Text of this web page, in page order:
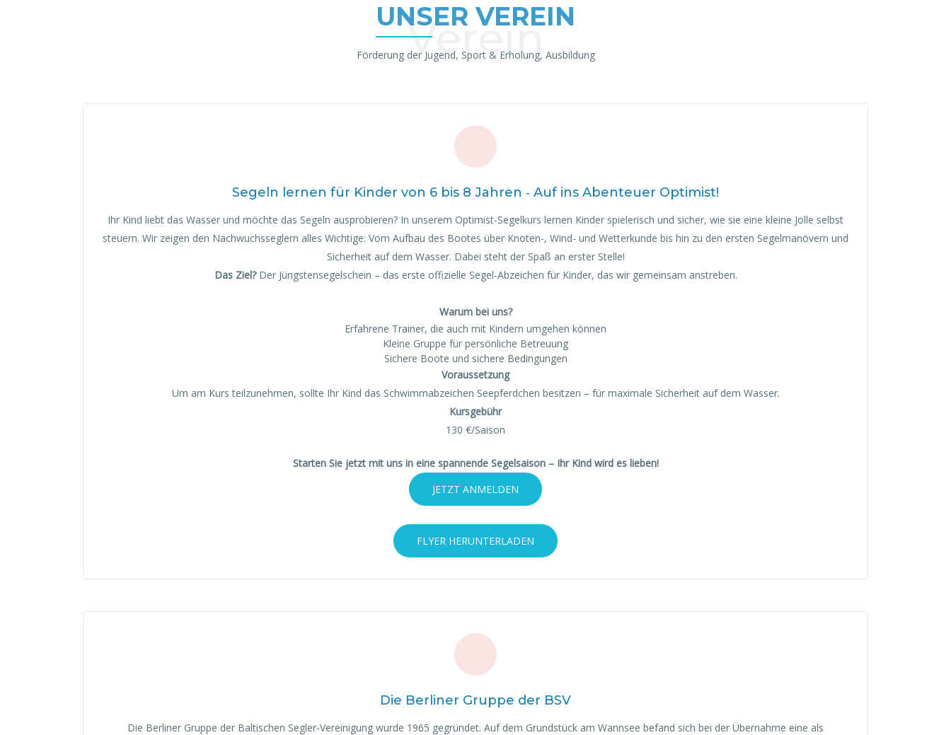
UNSER VEREIN
Verein
Förderung der Jugend, Sport & Erholung, Ausbildung
Segeln lernen für Kinder von 6 bis 8 Jahren ‐ Auf ins Abenteuer Optimist!
Ihr Kind liebt das Wasser und möchte das Segeln ausprobieren? In unserem Optimist-Segelkurs lernen Kinder spielerisch und sicher, wie sie eine kleine Jolle selbst
steuern. Wir zeigen den Nachwuchsseglern alles Wichtige: Vom Aufbau des Bootes über Knoten-, Wind- und Wetterkunde bis hin zu den ersten Segelmanövern und
Sicherheit auf dem Wasser. Dabei steht der Spaß an erster Stelle!
Das Ziel?Der Jüngstensegelschein – das erste offizielle Segel-Abzeichen für Kinder, das wir gemeinsam anstreben.
Warum bei uns?
Erfahrene Trainer, die auch mit Kindern umgehen können
Kleine Gruppe für persönliche Betreuung
Sichere Boote und sichere Bedingungen
Voraussetzung
Um am Kurs teilzunehmen, sollte Ihr Kind das Schwimmabzeichen Seepferdchen besitzen – für maximale Sicherheit auf dem Wasser.
Kursgebühr
130 €/Saison
Starten Sie jetzt mit uns in eine spannende Segelsaison – Ihr Kind wird es lieben!
JETZT ANMELDEN
FLYER HERUNTERLADEN
Die Berliner Gruppe der BSV
Die Berliner Gruppe der Baltischen Segler-Vereinigung wurde 1965 gegründet. Auf dem Grundstück am Wannsee befand sich bei der Übernahme eine als